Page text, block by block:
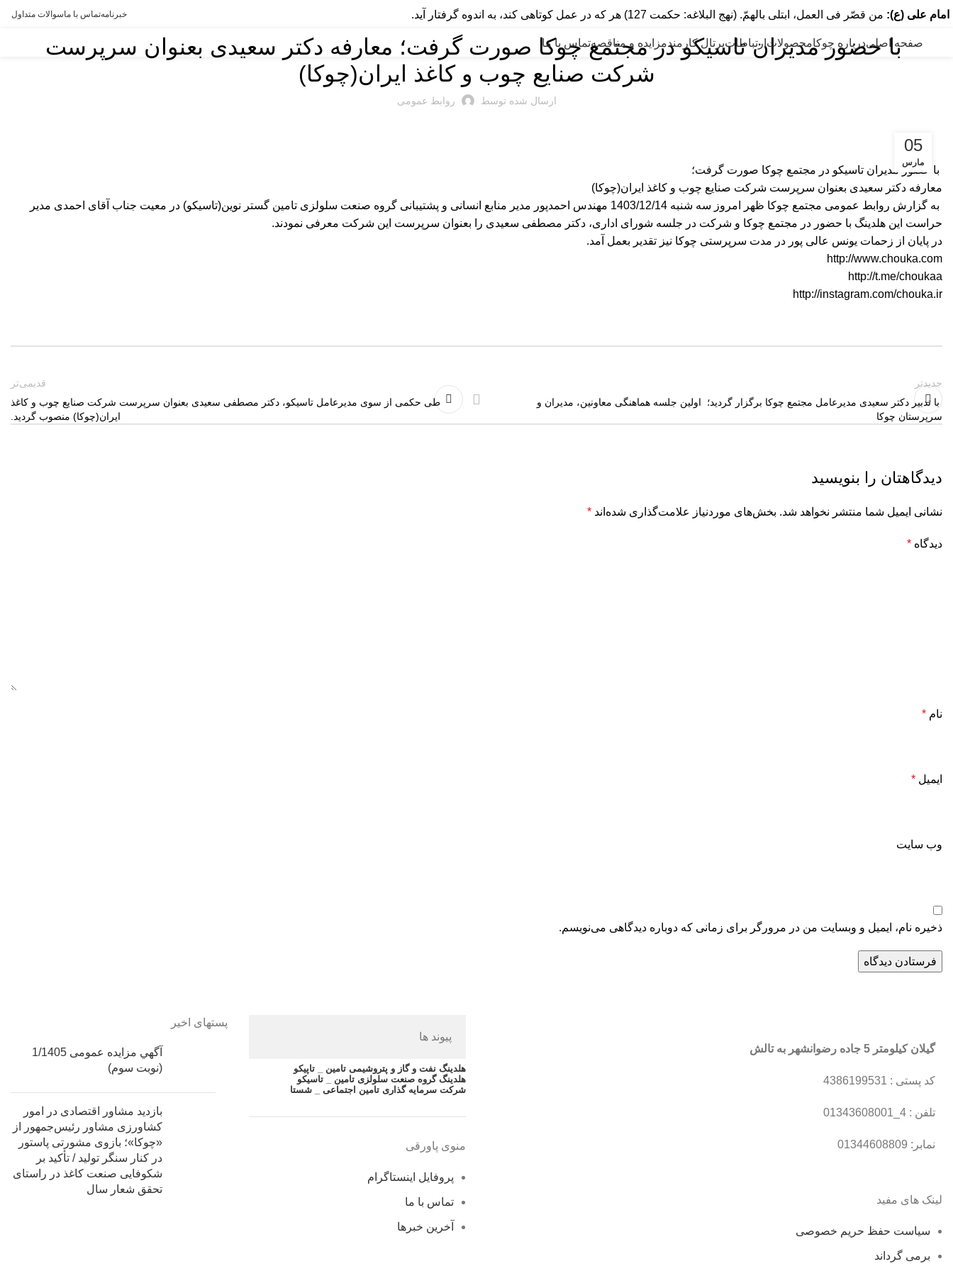
امام علی (ع): من قصّر فی العمل، ابتلی بالهمّ. (نهج البلاغه: حکمت 127) هر که در عمل کوتاهی کند، به اندوه گرفتار آید. خبرنامهتماس با ماسوالات متداول
صفحه اصلیدرباره چوکامحصولات ارتباطاتپرتال کارمندمزایده و مناقصهتماس با ما
اخبار شرکت
️ با حضور مدیران تاسیکو در مجتمع چوکا صورت گرفت؛ معارفه دکتر سعیدی بعنوان سرپرست
شرکت صنایع چوب و کاغذ ایران(چوکا)
ارسال شده توسط روابط عمومی
05
مارس
️ با حضور مدیران تاسیکو در مجتمع چوکا صورت گرفت؛
معارفه دکتر سعیدی بعنوان سرپرست شرکت صنایع چوب و کاغذ ایران(چوکا)
به گزارش روابط عمومی مجتمع چوکا ظهر امروز سه شنبه 1403/12/14 مهندس احمدپور مدیر منابع انسانی و پشتیبانی گروه صنعت سلولزی تامین گستر نوین(تاسیکو) در معیت جناب آقای احمدی مدیر
حراست این هلدینگ با حضور در مجتمع چوکا و شرکت در جلسه شورای اداری، دکتر مصطفی سعیدی را بعنوان سرپرست این شرکت معرفی نمودند.
در پایان از زحمات یونس عالی پور در مدت سرپرستی چوکا نیز تقدیر بعمل آمد.
http://www.chouka.com
http://t.me/choukaa
http://instagram.com/chouka.ir
جدیدتر
️ با تدبیر دکتر سعیدی مدیرعامل مجتمع چوکا برگزار گردید؛ اولین جلسه هماهنگی معاونین، مدیران و
سرپرستان چوکا
قدیمی‌تر
️ طی حکمی از سوی مدیرعامل تاسیکو، دکتر مصطفی سعیدی بعنوان سرپرست شرکت صنایع چوب و کاغذ
ایران(چوکا) منصوب گردید.
دیدگاهتان را بنویسید
نشانی ایمیل شما منتشر نخواهد شد. بخش‌های موردنیاز علامت‌گذاری شده‌اند *
دیدگاه *
نام *
ایمیل *
وب‌ سایت
ذخیره نام، ایمیل و وبسایت من در مرورگر برای زمانی که دوباره دیدگاهی می‌نویسم.
گیلان کیلومتر 5 جاده رضوانشهر به تالش
کد پستی : 4386199531
تلفن : 4_01343608001
نمابر: 01344608809
لینک های مفید
سیاست حفظ حریم خصوصی
برمی گرداند
پیوند ها
هلدینگ نفت و گاز و پتروشیمی تامین _ تاپیکو
هلدینگ گروه صنعت سلولزی تامین _ تاسیکو
شرکت سرمایه گذاری تامین اجتماعی _ شستا
منوی پاورقی
پروفایل اینستاگرام
تماس با ما
آخرین خبرها
پستهای اخیر
آگهي مزایده عمومی 1/1405
(نوبت سوم)
بازدید مشاور اقتصادی در امور
کشاورزی مشاور رئیس‌جمهور از
«چوکا»؛ بازوی مشورتی پاستور
در کنار سنگر تولید / تأکید بر
شکوفایی صنعت کاغذ در راستای
تحقق شعار سال